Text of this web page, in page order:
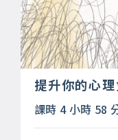
提升你的心
課時 4 小時 58